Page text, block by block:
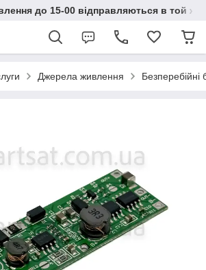
до 15-00 відправляються в той же
Джерела живлення